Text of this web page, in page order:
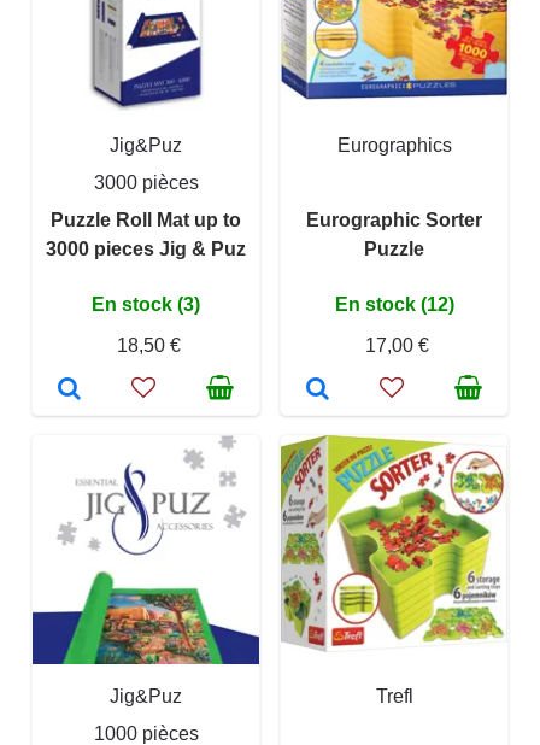
Jig&Puz
3000 pièces
Puzzle Roll Mat up to
3000 pieces Jig & Puz
En stock (3)
18,50 €
Eurographics
Eurographic Sorter
Puzzle
En stock (12)
17,00 €
Jig&Puz
1000 pièces
Trefl